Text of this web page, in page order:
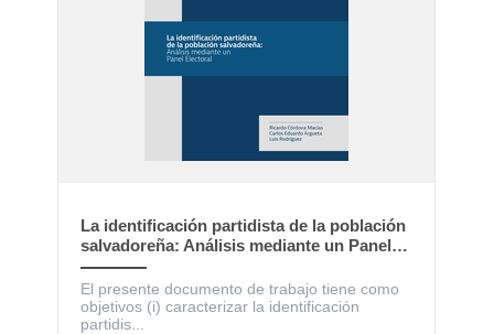
La identificación partidista de la población
salvadoreña: Análisis mediante un Panel
Electoral
El presente documento de trabajo tiene como
objetivos (i) caracterizar la identificación
partidis...